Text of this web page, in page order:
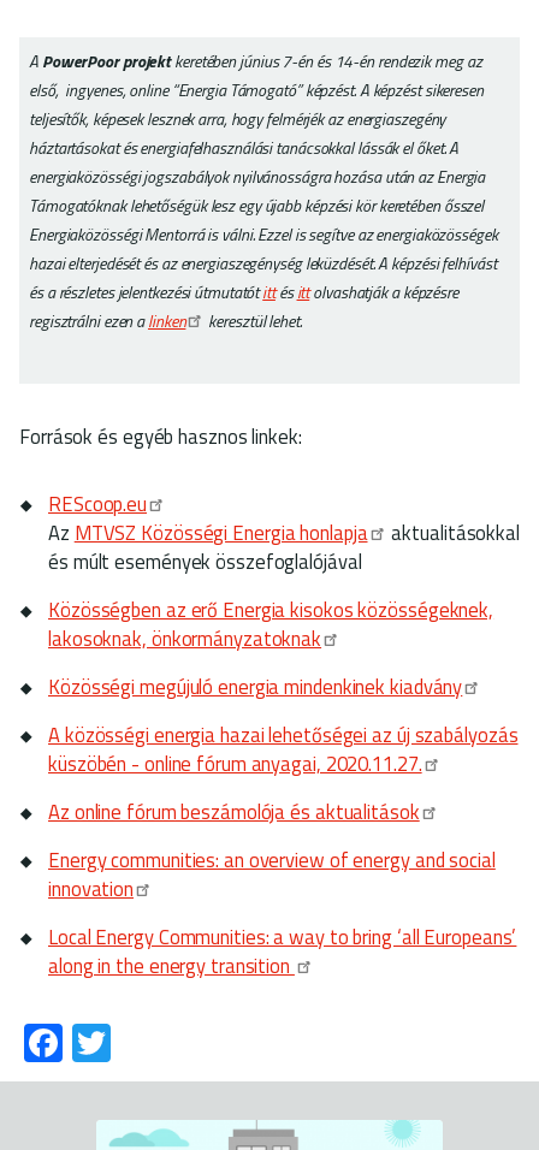
APowerPoor projektkeretében június 7-én és 14-én rendezik meg az
első, ingyenes, online “Energia Támogató” képzést. A képzést sikeresen
teljesítők, képesek lesznek arra, hogy felmérjék az energiaszegény
háztartásokat és energiafelhasználási tanácsokkal lássák el őket. A
energiaközösségi jogszabályok nyilvánosságra hozása után az Energia
Támogatóknak lehetőségük lesz egy újabb képzési kör keretében ősszel
Energiaközösségi Mentorrá is válni. Ezzel is segítve az energiaközösségek
hazai elterjedését és az energiaszegénység leküzdését. A képzési felhívást
és a részletes jelentkezési útmutatótittésittolvashatják a képzésre
regisztrálni ezen alinken keresztül lehet.
Források és egyéb hasznos linkek:
REScoop.eu
Az MTVSZ Közösségi Energia honlapja
aktualitásokkal
és múlt események összefoglalójával
Közösségben az erő Energia kisokos közösségeknek,
lakosoknak, önkormányzatoknak
Közösségi megújuló energia mindenkinek kiadvány
A közösségi energia hazai lehetőségei az új szabályozás
küszöbén - online fórum anyagai, 2020.11.27.
Az online fórum beszámolója és aktualitások
Energy communities: an overview of energy and social
innovation
Local Energy Communities: a way to bring ‘all Europeans’
along in the energy transition
Fa
cewi
tt